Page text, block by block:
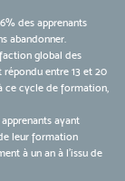
des apprenants
abandonner.
global des
entre 13 et 20
ce cycle de formation,
ayant
leur formation
à un an à l'issu de